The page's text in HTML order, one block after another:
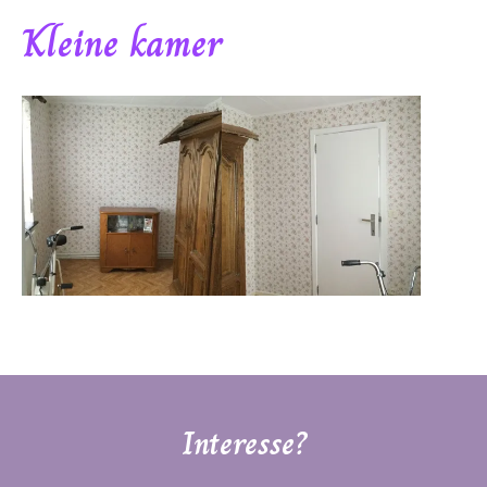
Kleine kamer
Interesse?